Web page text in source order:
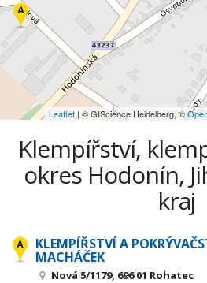
Leaflet | © GIScience Heidelberg, ©
Klempířství,
okres Hodonín,
kraj
KLEMPÍŘSTVÍ A
MACHÁČEK
Nová 5/1179, 696 01 Rohatec